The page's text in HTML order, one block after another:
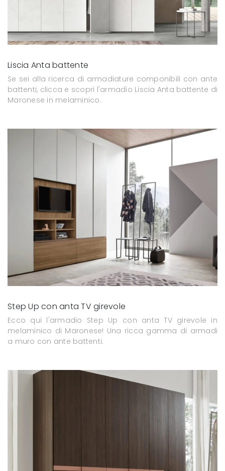
Liscia Anta battente
Se sei alla ricerca di armadiature componibili con ante
battenti, clicca e scopri l'armadio Liscia Anta battente di
Maronese in melaminico.
Step Up con anta TV girevole
Ecco qui l'armadio Step Up con anta TV girevole in
melaminico di Maronese! Una ricca gamma di armadi
a muro con ante battenti.